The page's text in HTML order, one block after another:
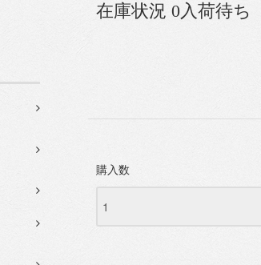
在庫状況 0入荷待ち
購入数